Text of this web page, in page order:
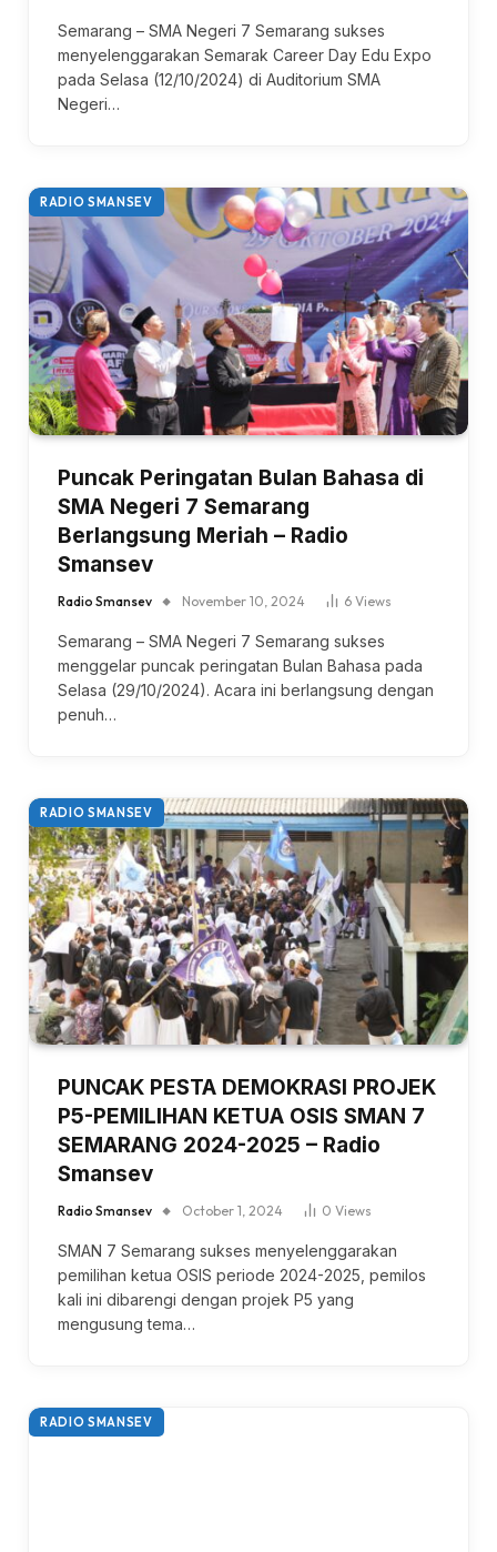
Semarang – SMA Negeri 7 Semarang sukses
menyelenggarakan Semarak Career Day Edu Expo
pada Selasa (12/10/2024) di Auditorium SMA
Negeri…
RADIO SMANSEV
Puncak Peringatan Bulan Bahasa di
SMA Negeri 7 Semarang
Berlangsung Meriah – Radio
Smansev
Radio Smansev November 10, 2024 6 Views
Semarang – SMA Negeri 7 Semarang sukses
menggelar puncak peringatan Bulan Bahasa pada
Selasa (29/10/2024). Acara ini berlangsung dengan
penuh…
RADIO SMANSEV
PUNCAK PESTA DEMOKRASI PROJEK
P5-PEMILIHAN KETUA OSIS SMAN 7
SEMARANG 2024-2025 – Radio
Smansev
Radio Smansev October 1, 2024 0 Views
SMAN 7 Semarang sukses menyelenggarakan
pemilihan ketua OSIS periode 2024-2025, pemilos
kali ini dibarengi dengan projek P5 yang
mengusung tema…
RADIO SMANSEV